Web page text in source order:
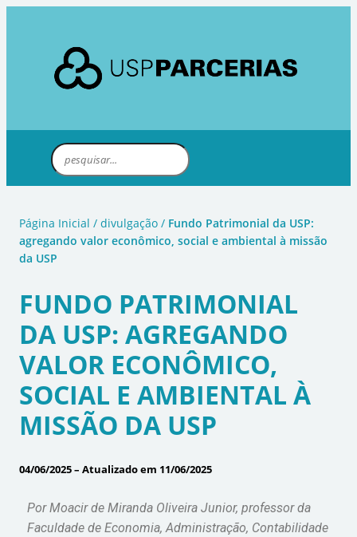
Página Inicial / divulgação / Fundo Patrimonial da USP:
agregando valor econômico, social e ambiental à missão
da USP
FUNDO PATRIMONIAL
DA USP: AGREGANDO
VALOR ECONÔMICO,
SOCIAL E AMBIENTAL À
MISSÃO DA USP
04/06/2025 – Atualizado em 11/06/2025
Por Moacir de Miranda Oliveira Junior, professor da
Faculdade de Economia, Administração, Contabilidade